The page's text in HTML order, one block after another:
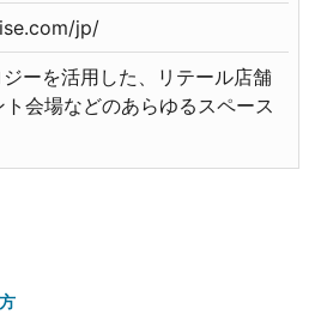
jp/
ーを活用した、リテール店舗
会場などのあらゆるスペース